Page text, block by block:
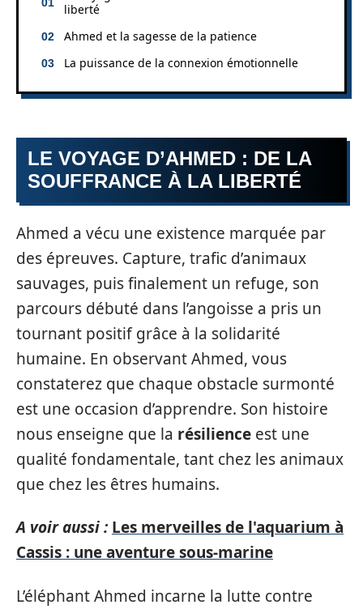
liberté
Ahmed et la sagesse de la patience
La puissance de la connexion émotionnelle
LE VOYAGE D’AHMED : DE LA
SOUFFRANCE À LA LIBERTÉ
Ahmed a vécu une existence marquée par
des épreuves. Capture, trafic d’animaux
sauvages, puis finalement un refuge, son
parcours débuté dans l’angoisse a pris un
tournant positif grâce à la solidarité
humaine. En observant Ahmed, vous
constaterez que chaque obstacle surmonté
est une occasion d’apprendre. Son histoire
nous enseigne que la résilience est une
qualité fondamentale, tant chez les animaux
que chez les êtres humains.
A voir aussi : Les merveilles de l'aquarium à
Cassis : une aventure sous-marine
L’éléphant Ahmed incarne la lutte contre